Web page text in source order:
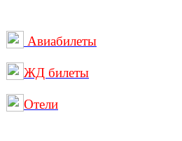
Авиабилеты
ЖД билеты
Отели